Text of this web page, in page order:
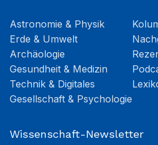
Astronomie & Physik
Erde & Umwelt
Archäologie
Gesundheit & Medizin
Technik & Digitales
Gesellschaft & Psychologie
Wissenschaft-Newsletter